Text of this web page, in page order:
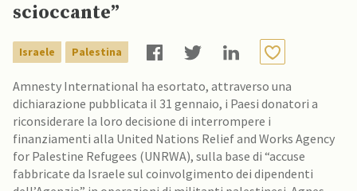
scioccante”
Israele Palestina
Amnesty International ha esortato, attraverso una
dichiarazione pubblicata il 31 gennaio, i Paesi donatori a
riconsiderare la loro decisione di interrompere i
finanziamenti alla United Nations Relief and Works Agency
for Palestine Refugees (UNRWA), sulla base di “accuse
fabbricate da Israele sul coinvolgimento dei dipendenti